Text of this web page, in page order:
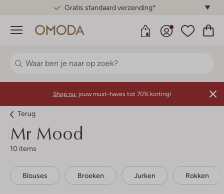
Gratis standaard verzending*
Menu
Shop nu: jouw must-haves tot 70% korting!
Terug
Mr Mood
10 items
Blouses Broeken Jurken Rokken